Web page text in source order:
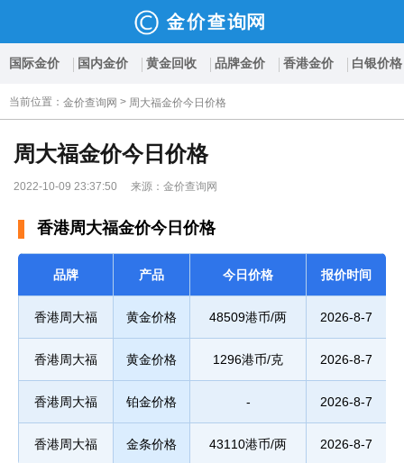
国际金价 国内金价 黄金回收 品牌金价 香港金价 白银价格
当前位置 ： 金价查询网 > 周大福金价今日价格
周大福金价今日价格
2022-10-09 23:37:50 来源：金价查询网
香港周大福金价今日价格
品牌 产品 今日价格 报价时间
香港周大福 黄金价格 48509港币/两 2026-8-7
香港周大福 黄金价格 1296港币/克 2026-8-7
香港周大福 铂金价格 - 2026-8-7
香港周大福 金条价格 43110港币/两 2026-8-7